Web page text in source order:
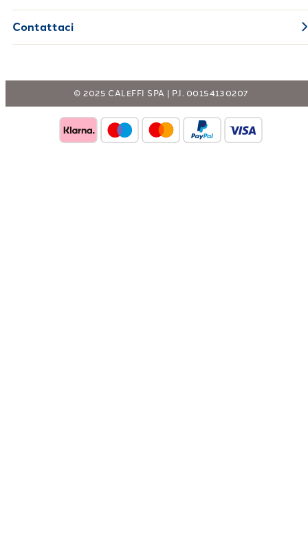
Contattaci
© 2025 CALEFFI SPA | P.I. 00154130207